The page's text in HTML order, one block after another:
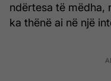
ndërtesa të mëdha,
ka thënë ai në një